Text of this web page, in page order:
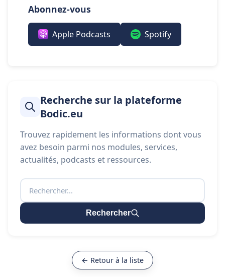
Abonnez-vous
Apple Podcasts Spotify
Recherche sur la plateforme
Bodic.eu
Trouvez rapidement les informations dont vous
avez besoin parmi nos modules, services,
actualités, podcasts et ressources.
Rechercher
← Retour à la liste